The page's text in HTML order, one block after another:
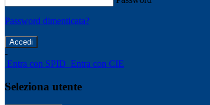
Password dimenticata?
-
Entra con SPID Entra con CIE
Seleziona utente